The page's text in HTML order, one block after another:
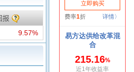
报
9.57%